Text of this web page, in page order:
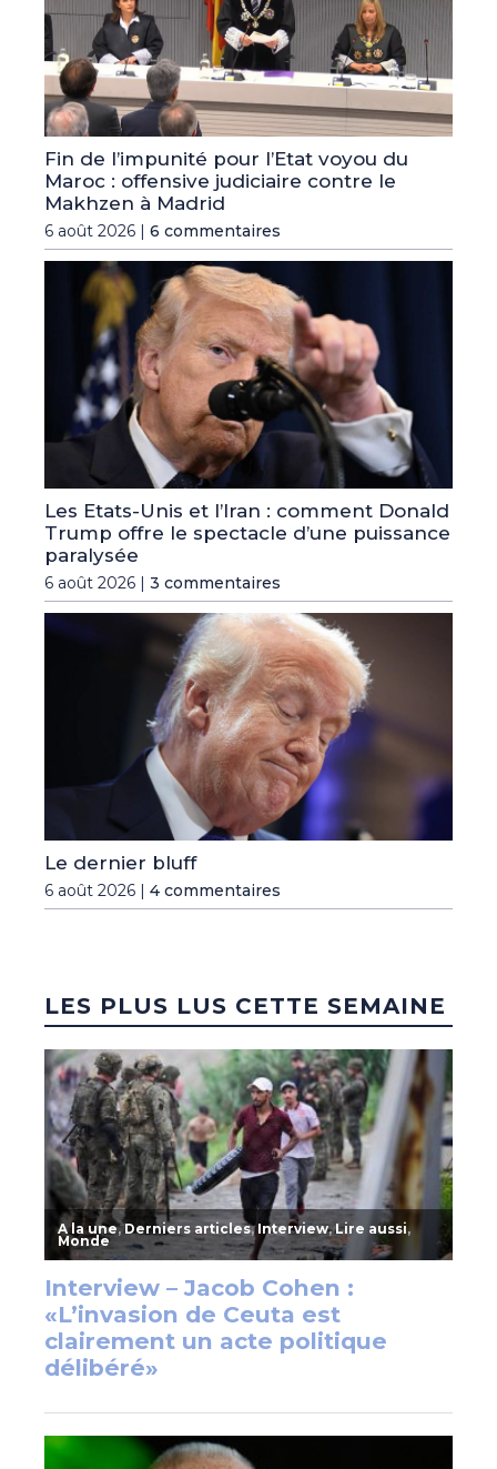
Fin de l’impunité pour l’Etat voyou du
Maroc : offensive judiciaire contre le
Makhzen à Madrid
6 août 2026 | 6 commentaires
Les Etats-Unis et l’Iran : comment Donald
Trump offre le spectacle d’une puissance
paralysée
6 août 2026 | 3 commentaires
Le dernier bluff
6 août 2026 | 4 commentaires
LES PLUS LUS CETTE SEMAINE